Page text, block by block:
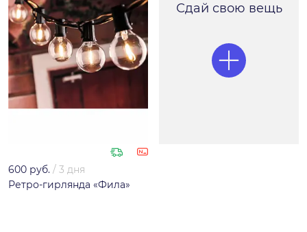
600 руб. / 3 дня
Ретро-гирлянда «Фила»
Сдай свою вещь